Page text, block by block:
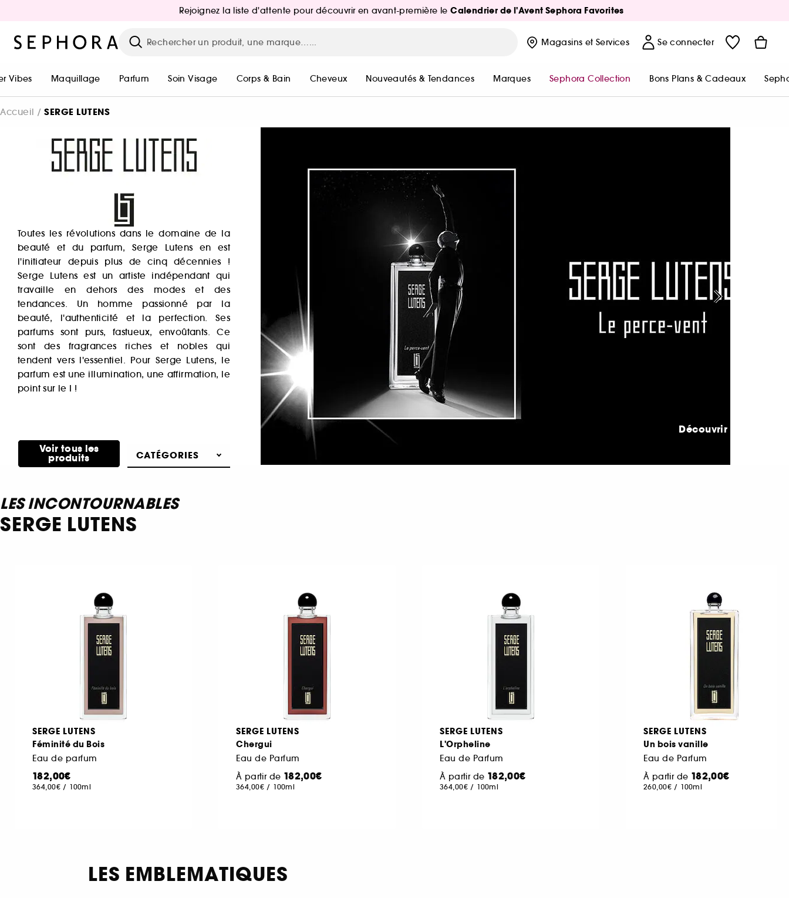
Rejoignez la liste d'attente pour découvrir en avant-première leCalendrier de l'Avent Sephora Favorites
Magasins et Services Se connecter
Vibes Maquillage Parfum Soin Visage Corps & Bain Cheveux Nouveautés & Tendances Marques Sephora Collection Bons Plans & Cadeaux
Accueil SERGE LUTENS
Toutes les révolutions dans le domaine de la
beauté et du parfum, Serge Lutens en est
l'initiateur depuis plus de cinq décennies !
Serge Lutens est un artiste indépendant qui
travaille en dehors des modes et des
tendances. Un homme passionné par la
beauté, l'authenticité et la perfection. Ses
parfums sont purs, fastueux, envoûtants. Ce
sont des fragrances riches et nobles qui
tendent vers l'essentiel. Pour Serge Lutens, le
parfum est une illumination, une affirmation, le
point sur le I !
Voir tous les
produits CATÉGORIES
Découvrir
LES INCONTOURNABLES
SERGE LUTENS
SERGE LUTENS
Féminité du Bois
Eau de parfum
182,00€
364,00€ / 100ml
SERGE LUTENS
Chergui
Eau de Parfum
À partir de 182,00€
364,00€ / 100ml
SERGE LUTENS
L'Orpheline
Eau de Parfum
À partir de 182,00€
364,00€ / 100ml
SERGE LUTENS
Un bois vanille
Eau de Parfum
À partir de 182,00€
260,00€ / 100ml
LES EMBLEMATIQUES